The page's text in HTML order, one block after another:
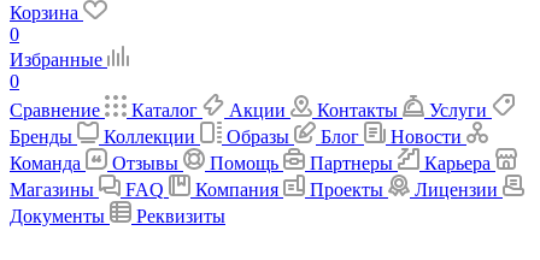
Корзина
0
Избранные
0
Сравнение
Каталог Акции Контакты
Услуги
Бренды
Коллекции Образы Блог
Новости
Команда
Отзывы Помощь Партнеры
Карьера
Магазины
FAQ Компания Проекты
Лицензии
Документы
Реквизиты